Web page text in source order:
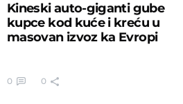
Kineski auto-giganti gube
kupce kod kuće i kreću u
masovan izvoz ka Evropi
0 0